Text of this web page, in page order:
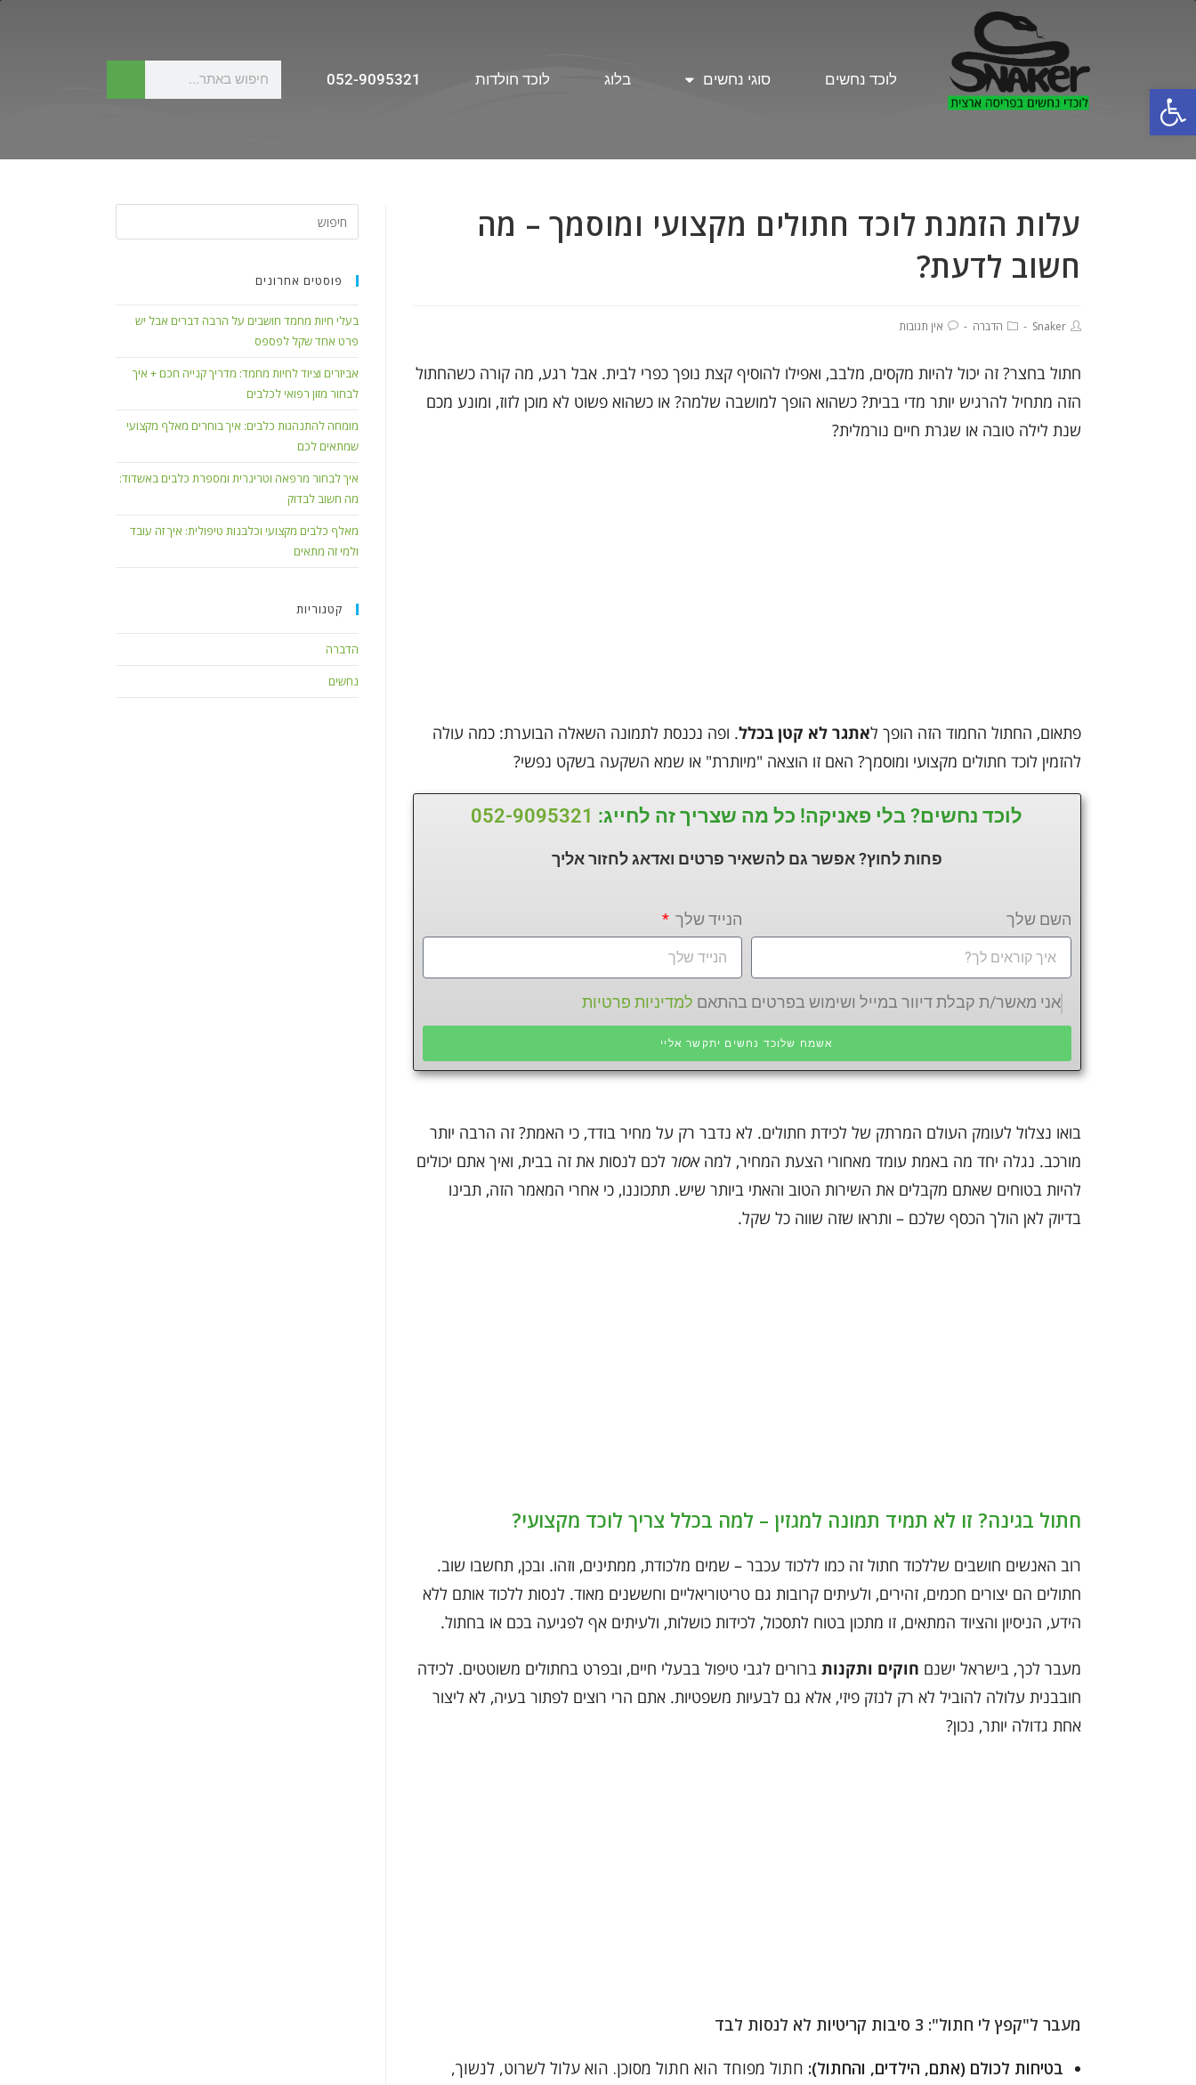
פתח סרגל נגישות לוכד נחשים סוגי נחשים בלוג לוכד חולדות 052-9095321
עלות הזמנת לוכד חתולים מקצועי ומוסמך – מה
חשוב לדעת?
Snaker הדברה אין תגובות
חתול בחצר? זה יכול להיות מקסים, מלבב, ואפילו להוסיף קצת נופך כפרי לבית. אבל רגע, מה קורה כשהחתול
הזה מתחיל להרגיש יותר מדי בבית? כשהוא הופך למושבה שלמה? או כשהוא פשוט לא מוכן לזוז, ומונע מכם
שנת לילה טובה או שגרת חיים נורמלית?
פתאום, החתול החמוד הזה הופך לאתגר לא קטן בכלל. ופה נכנסת לתמונה השאלה הבוערת: כמה עולה
להזמין לוכד חתולים מקצועי ומוסמך? האם זו הוצאה "מיותרת" או שמא השקעה בשקט נפשי?
לוכד נחשים? בלי פאניקה! כל מה שצריך זה לחייג: 052-9095321
פחות לחוץ? אפשר גם להשאיר פרטים ואדאג לחזוראליך
השם שלך הנייד שלך
אני מאשר/ת קבלת דיוור במייל ושימוש בפרטים בהתאם למדיניות פרטיות
אשמח שלוכד נחשים יתקשר אליי
בואו נצלול לעומק העולם המרתק של לכידת חתולים. לא נדבר רק על מחיר בודד, כי האמת? זה הרבה יותר
מורכב. נגלה יחד מה באמת עומד מאחורי הצעת המחיר, למהאסור לכם לנסות את זה בבית, ואיך אתם יכולים
להיות בטוחים שאתם מקבלים את השירות הטוב והאתי ביותר שיש. תתכוננו, כי אחרי המאמר הזה, תבינו
בדיוק לאן הולך הכסף שלכם – ותראו שזה שווה כל שקל.
חתול בגינה? זו לא תמיד תמונה למגזין – למה בכלל צריך לוכד מקצועי?
רוב האנשים חושבים שללכוד חתול זה כמו ללכוד עכבר – שמים מלכודת, ממתינים, וזהו. ובכן, תחשבו שוב.
חתולים הם יצורים חכמים, זהירים, ולעיתים קרובות גם טריטוריאליים וחששנים מאוד. לנסות ללכוד אותם ללא
הידע, הניסיון והציוד המתאים, זו מתכון בטוח לתסכול, לכידות כושלות, ולעיתים אף לפגיעה בכם או בחתול.
מעבר לכך, בישראל ישנם חוקים ותקנות ברורים לגבי טיפול בבעלי חיים, ובפרט בחתולים משוטטים. לכידה
חובבנית עלולה להוביל לא רק לנזק פיזי, אלא גם לבעיות משפטיות. אתם הרי רוצים לפתור בעיה, לא ליצור
אחת גדולה יותר, נכון?
מעבר ל"קפץ לי חתול": 3 סיבות קריטיות לא לנסות לבד
בטיחות לכולם (אתם, הילדים, והחתול): חתול מפוחד הוא חתול מסוכן. הוא עלול לשרוט, לנשוך,
פוסטים אחרונים
בעלי חיות מחמד חושבים על הרבה דברים אבל יש
פרט אחד שקל לפספס
אביזרים וציוד לחיות מחמד: מדריך קנייה חכם + איך
לבחור מזון רפואי לכלבים
מומחה להתנהגות כלבים: איך בוחרים מאלף מקצועי
שמתאים לכם
איך לבחור מרפאה וטרינרית ומספרת כלבים באשדוד:
מה חשוב לבדוק
מאלף כלבים מקצועי וכלבנות טיפולית: איך זה עובד
ולמי זה מתאים
קטגוריות
הדברה
נחשים